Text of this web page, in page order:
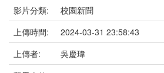
影片分類:
校園新聞
上傳時間:
2024-03-31 23:58:43
上傳者:
吳慶瑋